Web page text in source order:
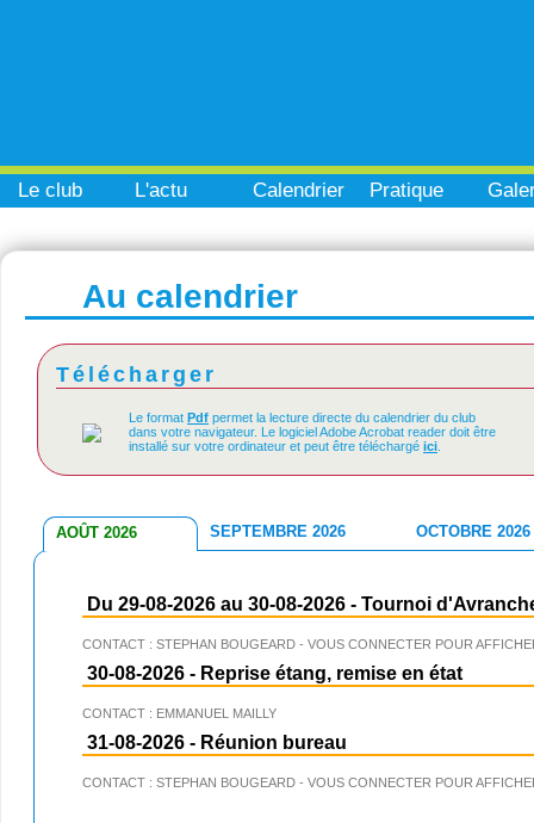
Le club L'actu Calendrier Pratique
Au calendrier
Télécharger
Le format Pdf permet la lecture directe du calendrier du club
dans votre navigateur. Le logiciel Adobe Acrobat reader doit être
installé sur votre ordinateur et peut être téléchargé ici
AOÛT 2026 SEPTEMBRE 2026 OCTOBRE 2026
Du 29-08-2026 au 30-08-2026 - Tournoi
CONTACT : STEPHAN BOUGEARD - VOUS CONNECTER POUR
30-08-2026 - Reprise étang, remise en état
CONTACT : EMMANUEL MAILLY
31-08-2026 - Réunion bureau
CONTACT : STEPHAN BOUGEARD - VOUS CONNECTER POUR